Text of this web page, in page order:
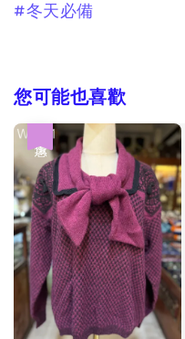
#冬天必備
您可能也喜歡